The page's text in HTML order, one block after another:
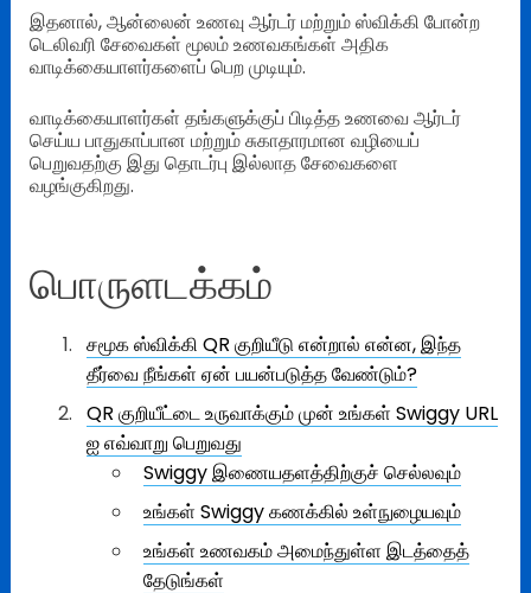
இதனால், ஆன்லைன் உணவு ஆர்டர் மற்றும் ஸ்விக்கி போன்ற
டெலிவரி சேவைகள் மூலம் உணவகங்கள் அதிக
வாடிக்கையாளர்களைப் பெற முடியும்.
வாடிக்கையாளர்கள் தங்களுக்குப் பிடித்த உணவை ஆர்டர்
செய்ய பாதுகாப்பான மற்றும் சுகாதாரமான வழியைப்
பெறுவதற்கு இது தொடர்பு இல்லாத சேவைகளை
வழங்குகிறது.
பொருளடக்கம்
சமூக ஸ்விக்கி QR குறியீடு என்றால் என்ன, இந்த
தீர்வை நீங்கள் ஏன் பயன்படுத்த வேண்டும்?
QR குறியீட்டை உருவாக்கும் முன் உங்கள் Swiggy URL
ஐ எவ்வாறு பெறுவது
Swiggy இணையதளத்திற்குச் செல்லவும்
உங்கள் Swiggy கணக்கில் உள்நுழையவும்
உங்கள் உணவகம் அமைந்துள்ள இடத்தைத்
தேடுங்கள்